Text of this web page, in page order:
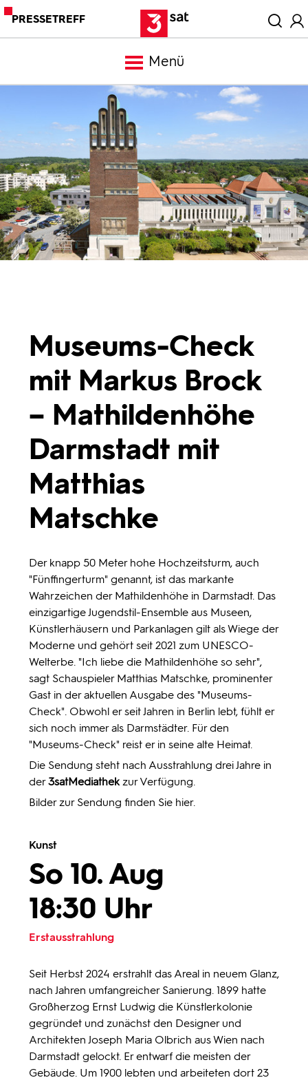
PRESSETREFF
Menü
Meldungen
Programm
Mediathek
Trailer
Programmwochen
3sat
Museums-Check
mit Markus Brock
– Mathildenhöhe
Darmstadt mit
Matthias
Matschke
Der knapp 50 Meter hohe Hochzeitsturm, auch
"Fünffingerturm" genannt, ist das markante
Wahrzeichen der Mathildenhöhe in Darmstadt. Das
einzigartige Jugendstil-Ensemble aus Museen,
Künstlerhäusern und Parkanlagen gilt als Wiege der
Moderne und gehört seit 2021 zum UNESCO-
Welterbe. "Ich liebe die Mathildenhöhe so sehr",
sagt Schauspieler Matthias Matschke, prominenter
Gast in der aktuellen Ausgabe des "Museums-
Check". Obwohl er seit Jahren in Berlin lebt, fühlt er
sich noch immer als Darmstädter. Für den
"Museums-Check" reist er in seine alte Heimat.
Die Sendung steht nach Ausstrahlung drei Jahre in
der3satMediathekzur Verfügung.
Bilder zur Sendung finden Sie hier.
Kunst
So 10. Aug
18:30 Uhr
Erstausstrahlung
Seit Herbst 2024 erstrahlt das Areal in neuem Glanz,
nach Jahren umfangreicher Sanierung. 1899 hatte
Großherzog Ernst Ludwig die Künstlerkolonie
gegründet und zunächst den Designer und
Architekten Joseph Maria Olbrich aus Wien nach
Darmstadt gelockt. Er entwarf die meisten der
Gebäude. Um 1900 lebten und arbeiteten dort 23